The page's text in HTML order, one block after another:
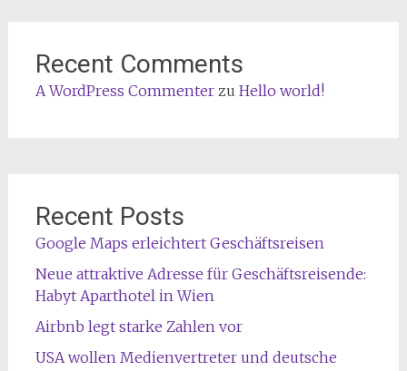
Recent Comments
A WordPress Commenterzu Hello world!
Recent Posts
Google Maps erleichtert Geschäftsreisen
Neue attraktive Adresse für Geschäftsreisende:
Habyt Aparthotel in Wien
Airbnb legt starke Zahlen vor
USA wollen Medienvertreter und deutsche